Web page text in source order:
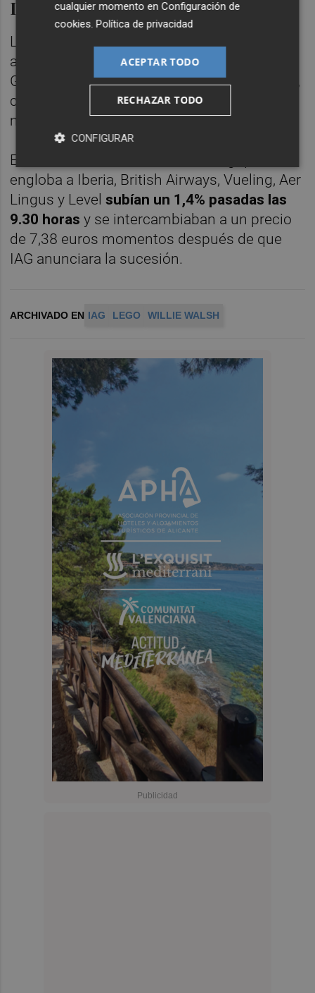
IAG reacciona al alza
Las acciones de IAG reaccionaban al alza
ante el próximo aterrizaje del español Luis
Gallego, actual consejero delegado de Iberia,
como máximo ejecutivo del grupo tras la
marcha de Willie Walsh.
En concreto, los títulos del holding que
engloba a Iberia, British Airways, Vueling, Aer
Lingus y Levelsubían un 1,4% pasadas las
9.30 horas y se intercambiaban a un precio
de 7,38 euros momentos después de que
IAG anunciara la sucesión.
ARCHIVADO EN IAG LEGO WILLIE WALSH
cualquier momento enConfiguración de
cookies.Política de privacidad
ACEPTAR TODO
RECHAZAR TODO
CONFIGURAR